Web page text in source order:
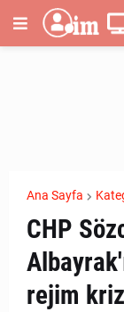
Ana Sayfa
CHP
rejim